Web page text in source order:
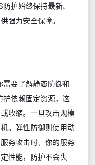
护始终保持最新、
强力安全保障。
需要了解静态防御和
护依赖固定资源，这
收缩。一旦攻击规模
。弹性防御则使用动
务攻击时，你的服务
性能，防护不会失